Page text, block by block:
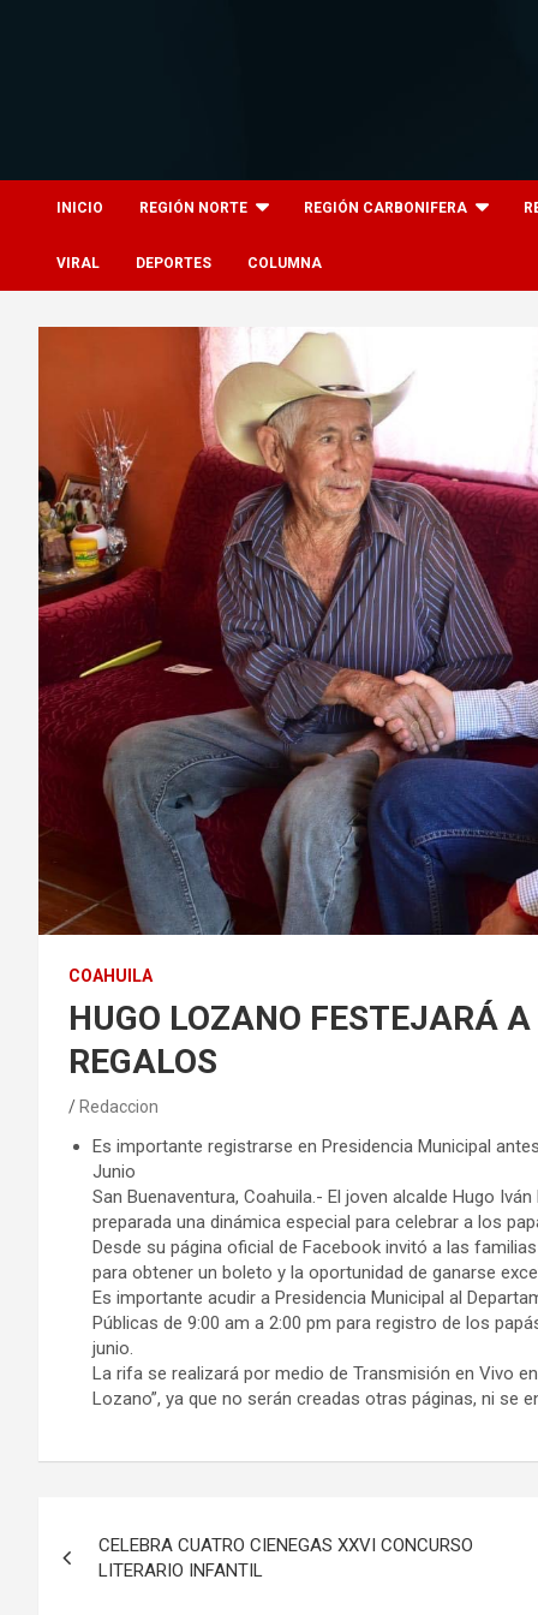
INICIO REGIÓN NORTE REGIÓN CARBONIFERA
VIRAL DEPORTES COLUMNA
COAHUILA
HUGO LOZANO FESTEJARÁ
REGALOS
Redaccion
Es importante registrarse en Presidencia Municipal
Junio
San Buenaventura, Coahuila.- El joven alcalde Hugo
preparada una dinámica especial para celebrar a los
Desde su página oficial de Facebook invitó a las
para obtener un boleto y la oportunidad de ganarse
Es importante acudir a Presidencia Municipal al
Públicas de 9:00 am a 2:00 pm para registro de los
junio.
La rifa se realizará por medio de Transmisión en Vivo en
Lozano”, ya que no serán creadas otras páginas, ni se
de
CELEBRA CUATRO CIENEGAS XXVI CONCURSO
LITERARIO INFANTIL